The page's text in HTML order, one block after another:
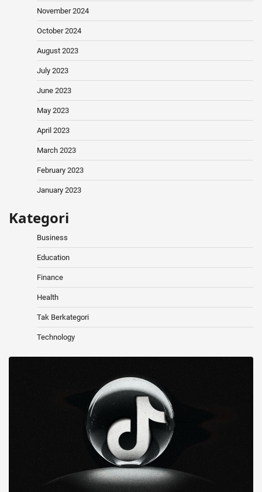
November 2024
October 2024
August 2023
July 2023
June 2023
May 2023
April 2023
March 2023
February 2023
January 2023
Kategori
Business
Education
Finance
Health
Tak Berkategori
Technology